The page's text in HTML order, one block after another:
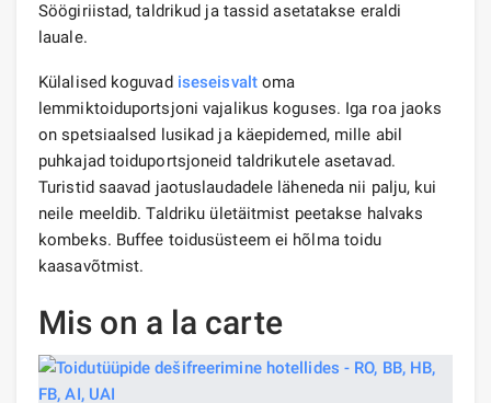
Söögiriistad, taldrikud ja tassid asetatakse eraldi
lauale.
Külalised koguvad iseseisvaltoma
lemmiktoiduportsjoni vajalikus koguses. Iga roa jaoks
on spetsiaalsed lusikad ja käepidemed, mille abil
puhkajad toiduportsjoneid taldrikutele asetavad.
Turistid saavad jaotuslaudadele läheneda nii palju, kui
neile meeldib. Taldriku ületäitmist peetakse halvaks
kombeks. Buffee toidusüsteem ei hõlma toidu
kaasavõtmist.
Mis on a la carte